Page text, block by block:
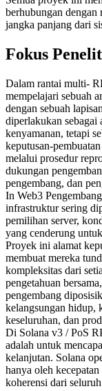
berhubungan dengan
jangka panjang dari
Fokus
Dalam rantai multi-
mempelajari sebuah
dengan sebuah
diperlakukan sebagai
kenyamanan, tetapi
keputusan-
melalui prosedur
dukungan
pengembang, dan
In Web3
infrastruktur sering
pemilihan server,
yang cenderung
Proyek ini alamat
membuat mereka
kompleksitas dari
pengetahuan
pengembang
kelangsungan hidup,
keseluruhan, dan
Di Solana v3 / PoS
adalah untuk
kelanjutan. Solana
hanya oleh
koherensi dari